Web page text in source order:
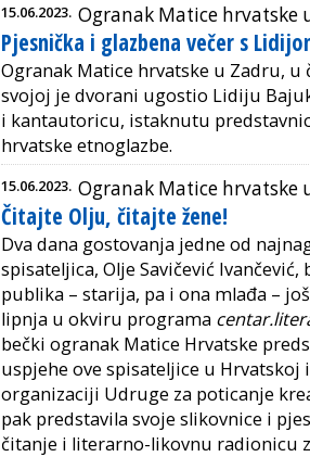
15.06.2023. Ogranak Matice hrvatske
Pjesnička i glazbena večer s
Ogranak Matice hrvatske u Zadru, u
svojoj je dvorani ugostio Lidiju
i kantautoricu, istaknutu
hrvatske etnoglazbe.
15.06.2023. Ogranak Matice hrvatske
Čitajte Olju, čitajte žene!
Dva dana gostovanja jedne od
spisateljica, Olje Savičević
publika – starija, pa i ona mlađa –
lipnja u okviru programa
bečki ogranak Matice Hrvatske
uspjehe ove spisateljice u Hrvatskoj
organizaciji Udruge za poticanje
pak predstavila svoje slikovnice i
čitanje i literarno-likovnu radionicu